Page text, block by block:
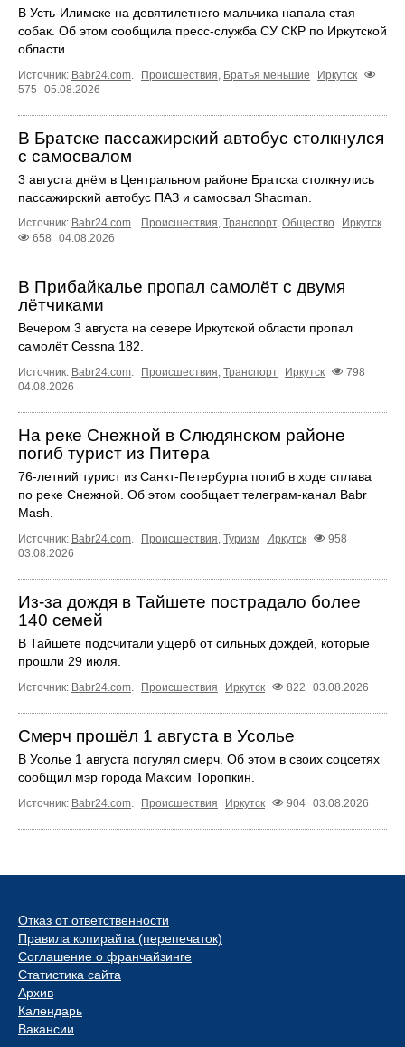
В Усть‑Илимске на девятилетнего мальчика напала стая
собак. Об этом сообщила пресс‑служба СУ СКР по Иркутской
области.
Источник: Babr24.com. Происшествия, Братья меньшие
Иркутск
575
05.08.2026
В Братске пассажирский автобус столкнулся
с самосвалом
3 августа днём в Центральном районе Братска столкнулись
пассажирский автобус ПАЗ и самосвал Shacman.
Источник: Babr24.com. Происшествия, Транспорт, Общество
Иркутск
658
04.08.2026
В Прибайкалье пропал самолёт с двумя
лётчиками
Вечером 3 августа на севере Иркутской области пропал
самолёт Cessna 182.
Источник: Babr24.com. Происшествия, Транспорт Иркутск
798
04.08.2026
На реке Снежной в Слюдянском районе
погиб турист из Питера
76‑летний турист из Санкт‑Петербурга погиб в ходе сплава
по реке Снежной. Об этом сообщает телеграм‑канал Babr
Mash.
Источник: Babr24.com. Происшествия, Туризм Иркутск
958
03.08.2026
Из‑за дождя в Тайшете пострадало более
140 семей
В Тайшете подсчитали ущерб от сильных дождей, которые
прошли 29 июля.
Источник: Babr24.com. Происшествия Иркутск 822 03.08.2026
Смерч прошёл 1 августа в Усолье
В Усолье 1 августа погулял смерч. Об этом в своих соцсетях
сообщил мэр города Максим Торопкин.
Источник: Babr24.com. Происшествия Иркутск 904 03.08.2026
Отказ от ответственности
Правила копирайта (перепечаток)
Соглашение о франчайзинге
Статистика сайта
Архив
Календарь
Вакансии